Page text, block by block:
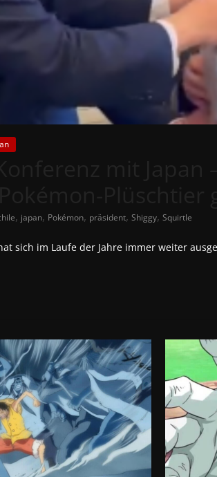
, japan, Pokémon, präsident, Shiggy, Squirtle
sich im Laufe der Jahre immer weiter